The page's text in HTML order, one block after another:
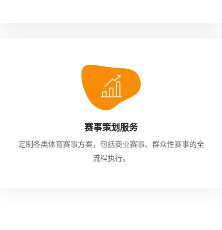
赛事策划服务
定制各类体育赛事方案，包括商业赛事、群众性赛事的全
流程执行。